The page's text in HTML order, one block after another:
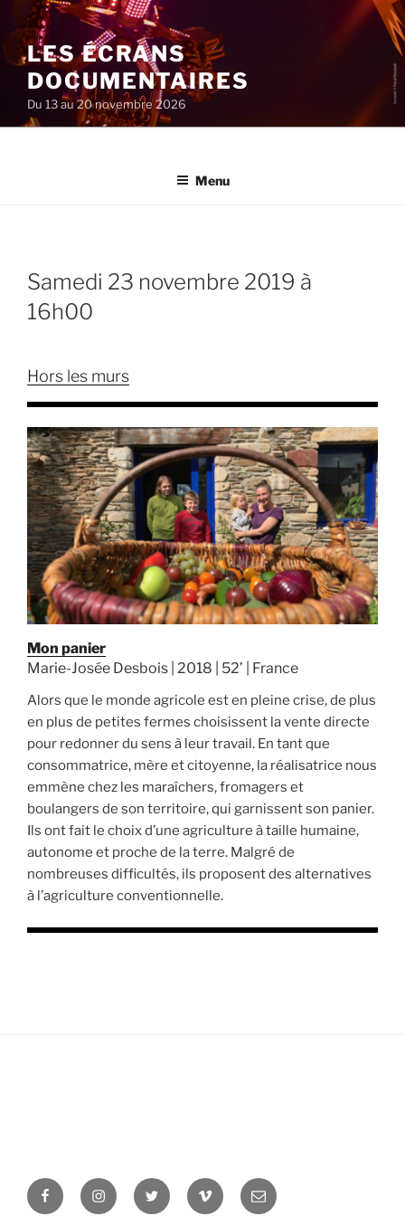
au
contenu
principal
LES ÉCRANS
DOCUMENTAIRES
Du 13 au 20 novembre 2026
Menu
samedi 23 novembre 2019 à
16h00
Hors les murs
Mon panier
Marie-Josée Desbois | 2018 | 52’ | France
Alors que le monde agricole est en pleine crise, de plus
en plus de petites fermes choisissent la vente directe
pour redonner du sens à leur travail. En tant que
consommatrice, mère et citoyenne, la réalisatrice nous
emmène chez les maraîchers, fromagers et
boulangers de son territoire, qui garnissent son panier.
Ils ont fait le choix d’une agriculture à taille humaine,
autonome et proche de la terre. Malgré de
nombreuses difficultés, ils proposent des alternatives
à l’agriculture conventionnelle.
FacebookInstagramTwitter Vimeo Newsletter